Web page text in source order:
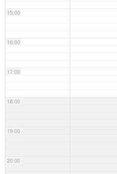
15:00
16:00
17:00
18:00
19:00
20:00